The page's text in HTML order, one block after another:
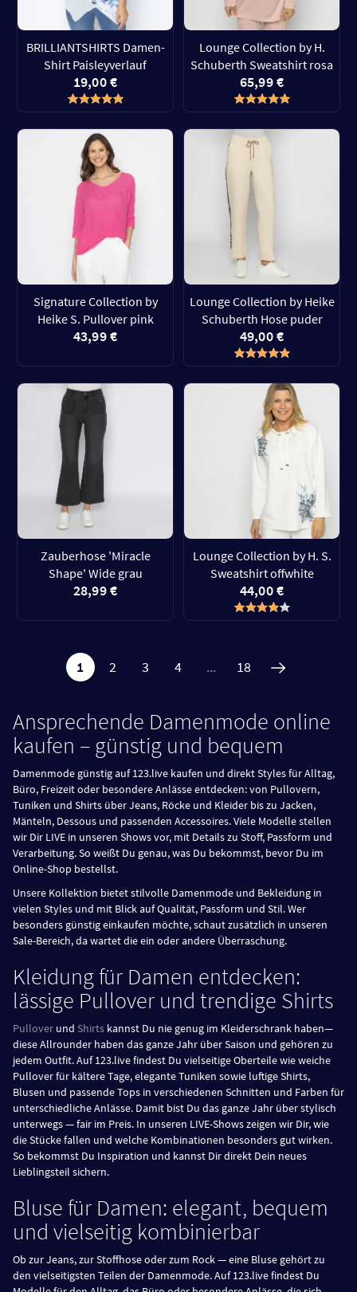
BRILLIANTSHIRTS Damen-
Shirt Paisleyverlauf
19,00 €
Lounge Collection by H.
Schuberth Sweatshirt rosa
65,99 €
Signature Collection by
Heike S. Pullover pink
43,99 €
Lounge Collection by Heike
Schuberth Hose puder
49,00 €
Zauberhose 'Miracle
Shape' Wide grau
28,99 €
Lounge Collection by H. S.
Sweatshirt offwhite
44,00 €
1 2 3 4 ... 18
Ansprechende Damenmode online
kaufen – günstig und bequem
Damenmode günstig auf 123.live kaufen und direkt Styles für Alltag,
Büro, Freizeit oder besondere Anlässe entdecken: von Pullovern,
Tuniken und Shirts über Jeans, Röcke und Kleider bis zu Jacken,
Mänteln, Dessous und passenden Accessoires. Viele Modelle stellen
wir Dir LIVE in unseren Shows vor, mit Details zu Stoff, Passform und
Verarbeitung. So weißt Du genau, was Du bekommst, bevor Du im
Online-Shop bestellst.
Unsere Kollektion bietet stilvolle Damenmode und Bekleidung in
vielen Styles und mit Blick auf Qualität, Passform und Stil. Wer
besonders günstig einkaufen möchte, schaut zusätzlich in unseren
Sale-Bereich, da wartet die ein oder andere Überraschung.
Kleidung für Damen entdecken:
lässige Pullover und trendige Shirts
Pullover und Shirts kannst Du nie genug im Kleiderschrank haben—
diese Allrounder haben das ganze Jahr über Saison und gehören zu
jedem Outfit. Auf 123.live findest Du vielseitige Oberteile wie weiche
Pullover für kältere Tage, elegante Tuniken sowie luftige Shirts,
Blusen und passende Tops in verschiedenen Schnitten und Farben für
unterschiedliche Anlässe. Damit bist Du das ganze Jahr über stylisch
unterwegs — fair im Preis. In unseren LIVE-Shows zeigen wir Dir, wie
die Stücke fallen und welche Kombinationen besonders gut wirken.
So bekommst Du Inspiration und kannst Dir direkt Dein neues
Lieblingsteil sichern.
Bluse für Damen: elegant, bequem
und vielseitig kombinierbar
Ob zur Jeans, zur Stoffhose oder zum Rock — eine Bluse gehört zu
den vielseitigsten Teilen der Damenmode. Auf 123.live findest Du